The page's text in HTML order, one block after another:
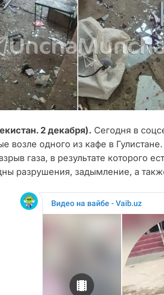
2 декабря). Сегодня в
возле одного из кафе в
газа, в результате которого
разрушения, задымление, а